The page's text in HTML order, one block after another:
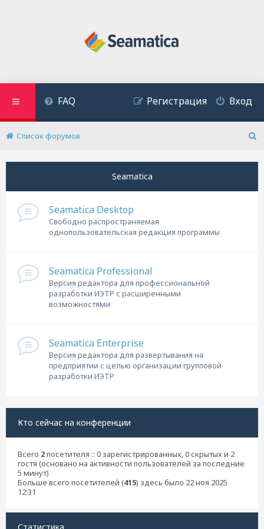
FAQ Вход
Регистрация
Список форумов
Seamatica
Seamatica Desktop
Cвободно распространяемая
однопользовательская редакция программы
Seamatica Professional
Версия редактора для профессиональной
разработки ИЭТР с расширенными
возможностями
Seamatica Enterprise
Версия редактора для развертывания на
предприятии с целью организации групповой
разработки ИЭТР
Кто сейчас на конференции
Всего 2посетителя :: 0 зарегистрированных, 0 скрытых и 2
гостя (основано на активности пользователей за последние
5 минут)
Больше всего посетителей (415) здесь было 22 ноя 2025
12:31
Статистика